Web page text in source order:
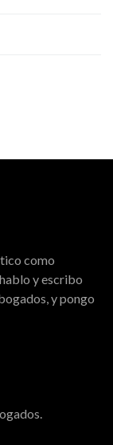
como
y escribo
y pongo